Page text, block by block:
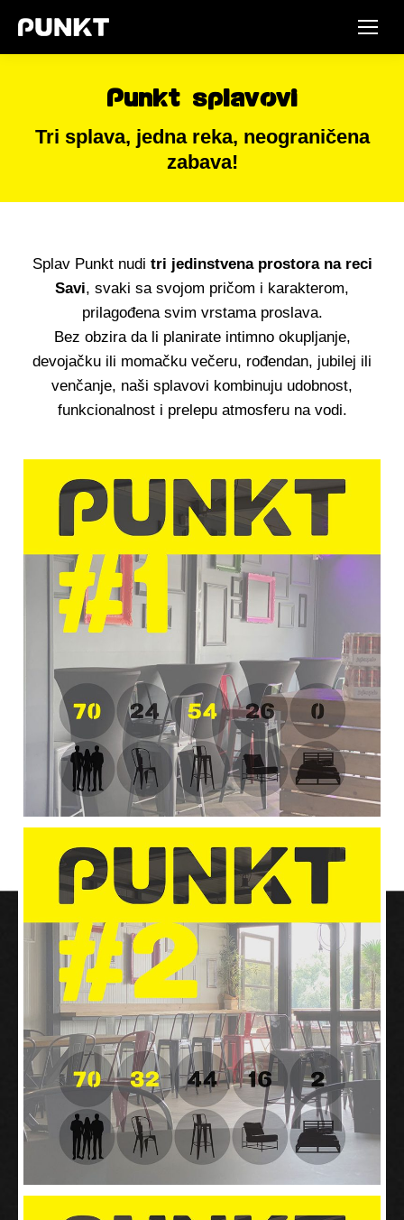
Punkt splavovi
Tri splava, jedna reka, neograničena
zabava!
Splav Punkt nudi tri jedinstvena prostora na reci
Savi, svaki sa svojom pričom i karakterom,
prilagođena svim vrstama proslava.
Bez obzira da li planirate intimno okupljanje,
devojačku ili momačku večeru, rođendan, jubilej ili
venčanje, naši splavovi kombinuju udobnost,
funkcionalnost i prelepu atmosferu na vodi.